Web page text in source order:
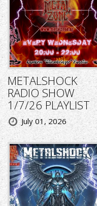
METALSHOCK
RADIO SHOW
1/7/26 PLAYLIST
July 01, 2026